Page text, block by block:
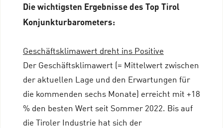
Die wichtigsten Ergebnisse des Top Tirol
Konjunkturbarometers:
Geschäftsklimawert dreht ins Positive
Der Geschäftsklimawert (= Mittelwert zwischen
der aktuellen Lage und den Erwartungen für
die kommenden sechs Monate) erreicht mit +18
% den besten Wert seit Sommer 2022. Bis auf
die Tiroler Industrie hat sich der